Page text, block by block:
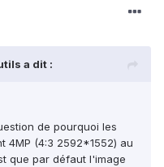
a dit :
de pourquoi les
4MP (4:3 2592*1552) au
que par défaut l'image